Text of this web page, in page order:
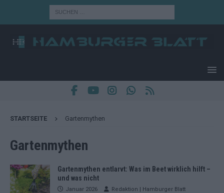
STARTSEITE Gartenmythen
Gartenmythen
Gartenmythen entlarvt: Was im Beet wirklich hilft –
und was nicht
Januar 2026 Redaktion | Hamburger Blatt